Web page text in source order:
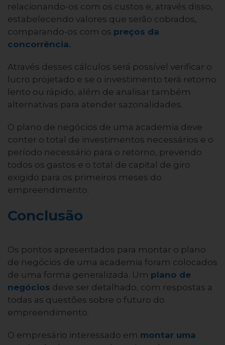
relacionando-os com os custos e, através disso,
estabelecendo valores que serão cobrados,
comparando-os com os preços da
concorrência.
Através desses cálculos será possível verificar o
lucro projetado e se o investimento terá retorno
lento ou rápido, além de analisar também
alternativas para atender sazonalidades.
O plano de negócios de uma academia deve
conter o total de investimentos necessários e o
período necessário para o retorno, prevendo
todos os gastos e o total de capital de giro
exigido para os primeiros meses do
empreendimento.
Conclusão
Os pontos apresentados para montar o plano
de negócios de uma academia foram colocados
de uma forma generalizada. Um plano de
negócios deve ser detalhado, com respostas a
todas as questões sobre o futuro do
empreendimento.
O empresário interessado em montar uma